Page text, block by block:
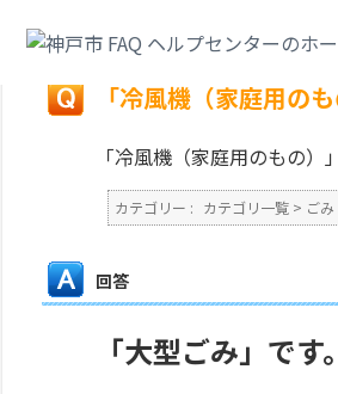
戻る
「冷風機（家庭用の
「冷風機（家庭用のもの
カテゴリー : カテゴリ一覧 > ご
回答
「大型ごみ」です。